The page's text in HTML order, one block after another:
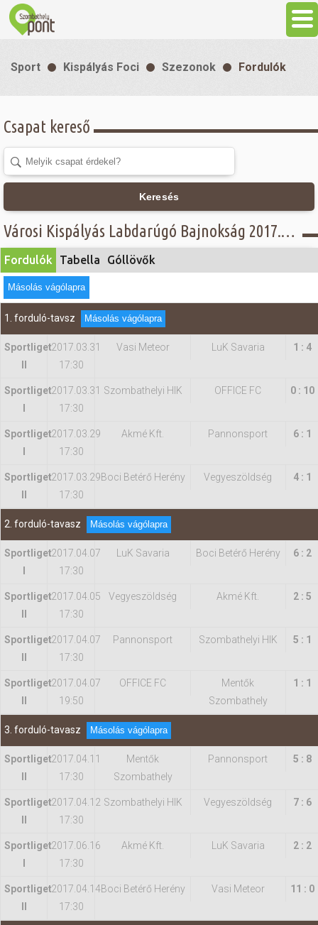
Látnivalók
Gasztronómia
Szállás
Sport
Szabadidő
Hasznos
Sport Kispályás Foci Szezonok Fordulók
Csapat kereső
Keresés
Városi Kispályás Labdarúgó Bajnokság 2017. - Fordulók - III. A. osztály
Fordulók Tabella Góllövők
Másolás vágólapra
1. forduló-tavsz Másolás vágólapra
Sportliget2017.03.31
17:30
Vasi Meteor LuK Savaria 1 : 4
Sportliget2017.03.31
17:30
Szombathelyi HIK OFFICE FC 0 : 10
Sportliget2017.03.29
17:30
Akmé Kft. Pannonsport 6 : 1
Sportliget2017.03.29
17:30
Boci Betérő Herény Vegyeszöldség 4 : 1
2. forduló-tavasz Másolás vágólapra
Sportliget2017.04.07
17:30
LuK Savaria Boci Betérő Herény 6 : 2
Sportliget2017.04.05
17:30
Vegyeszöldség Akmé Kft. 2 : 5
Sportliget2017.04.07
17:30
Pannonsport Szombathelyi HIK 5 : 1
Sportliget2017.04.07
19:50
OFFICE FC
Mentők
Szombathely
1 : 1
3. forduló-tavasz Másolás vágólapra
Sportliget2017.04.11
17:30
Mentők
Szombathely
Pannonsport 5 : 8
Sportliget2017.04.12
17:30
Szombathelyi HIK Vegyeszöldség 7 : 6
Sportliget2017.06.16
17:30
Akmé Kft. LuK Savaria 2 : 2
Sportliget2017.04.14
17:30
Boci Betérő Herény Vasi Meteor 11 : 0